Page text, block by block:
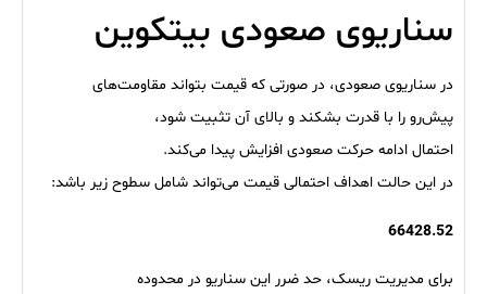
سناریوی صعودی بیتکوین
در سناریوی صعودی، در صورتی که قیمت بتواند مقاومت‌های
پیش‌رو را با قدرت بشکند و بالای آن تثبیت شود،
احتمال ادامه حرکت صعودی افزایش پیدا می‌کند.
در این حالت اهداف احتمالی قیمت می‌تواند شامل سطوح زیر باشد:
66428.52
برای مدیریت ریسک، حد ضرر این سناریو در محدوده